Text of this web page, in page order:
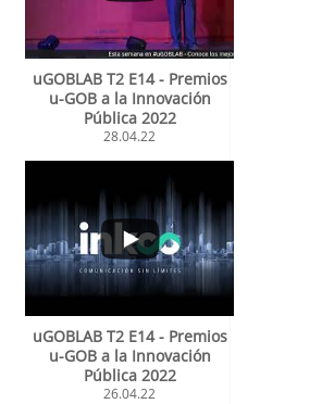
uGOBLAB T2 E14 - Premios
u-GOB a la Innovación
Pública 2022
28.04.22
uGOBLAB T2 E14 - Premios
u-GOB a la Innovación
Pública 2022
26.04.22